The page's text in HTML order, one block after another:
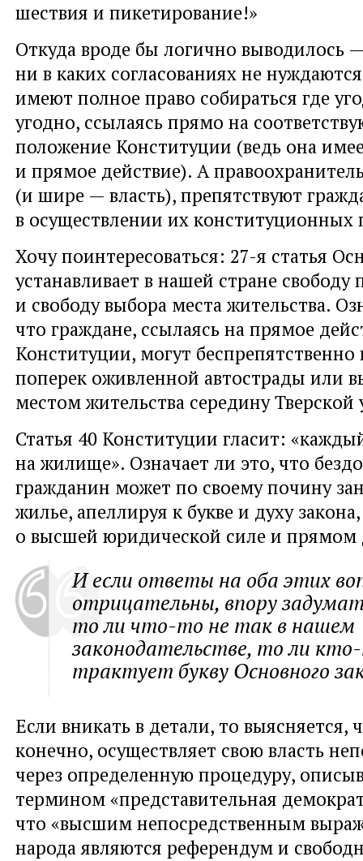
шествия и пикетирование!»
Откуда вроде бы логично выводилось
ни в каких согласованиях не
имеют полное право собираться где
угодно, ссылаясь прямо на
положение Конституции (ведь она
и прямое действие). А
(и шире — власть), препятствуют
в осуществлении их конституционных
Хочу поинтересоваться: 27-я статья
устанавливает в нашей стране свободу
и свободу выбора места жительства.
что граждане, ссылаясь на прямое
Конституции, могут беспрепятственно
поперек оживленной автострады или
местом жительства середину Тверской
Статья 40 Конституции гласит:
на жилище». Означает ли это, что
гражданин может по своему почину
жилье, апеллируя к букве и духу
о высшей юридической силе и прямом
И если ответы на оба этих
отрицательны, впору
то ли что-то не так в нашем
законодательстве, то ли
трактует букву Основного
Если вникать в детали, то выясняется,
конечно, осуществляет свою власть
через определенную процедуру,
термином «представительная
что «высшим непосредственным
народа являются референдум и